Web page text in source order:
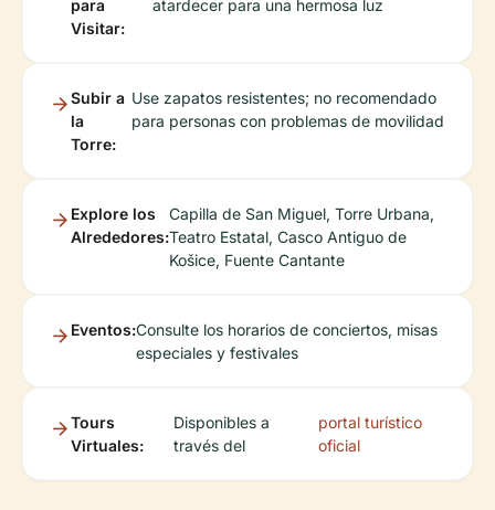
para
Visitar:
atardecer para una hermosa luz
Subir a
la
Torre:
Use zapatos resistentes; no recomendado
para personas con problemas de movilidad
Explore los
Alrededores:
Capilla de San Miguel, Torre Urbana,
Teatro Estatal, Casco Antiguo de
Košice, Fuente Cantante
Eventos:Consulte los horarios de conciertos, misas
especiales y festivales
Tours
Virtuales:
Disponibles a
través del
portal turístico
oficial